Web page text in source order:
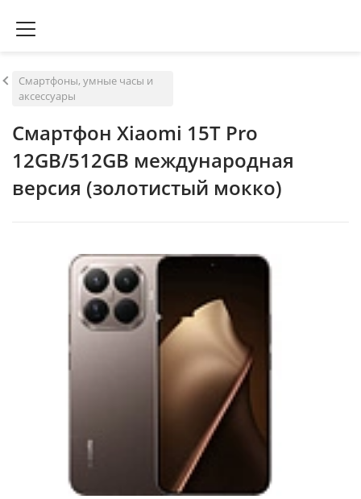
Смартфоны, умные часы и
аксессуары
Смартфон Xiaomi 15T Pro
12GB/512GB международная
версия (золотистый мокко)